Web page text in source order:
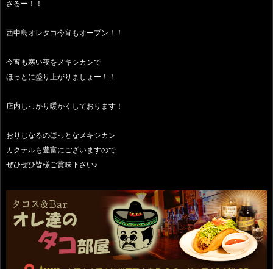
さるー！！
西中島オレタコ今宵もオープン！！
今宵も寒い夜をメキシカンで
ほっとに盛り上がりましょー！！
店内しっかり暖かくしております！
おりじなるのほっとなメキシカン
カクテルも豊富にございますので
ぜひぜひ皆様ご賞味下さい♪